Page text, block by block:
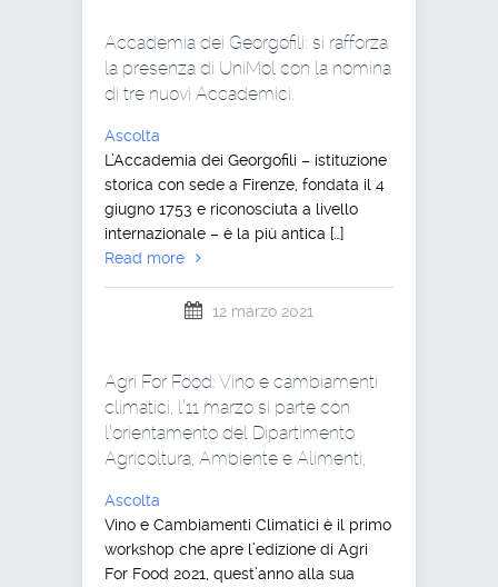
Accademia dei Georgofili: si rafforza
la presenza di UniMol con la nomina
di tre nuovi Accademici.
Ascolta
L’Accademia dei Georgofili – istituzione
storica con sede a Firenze, fondata il 4
giugno 1753 e riconosciuta a livello
internazionale – è la più antica […]
Read more
12 marzo 2021
Agri For Food: Vino e cambiamenti
climatici, l’11 marzo si parte con
l’orientamento del Dipartimento
Agricoltura, Ambiente e Alimenti,
Ascolta
Vino e Cambiamenti Climatici è il primo
workshop che apre l’edizione di Agri
For Food 2021, quest’anno alla sua